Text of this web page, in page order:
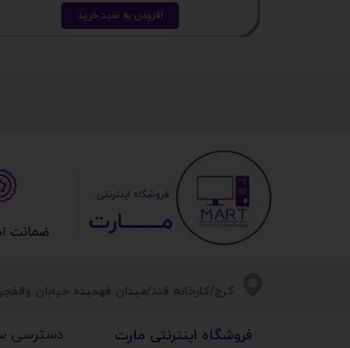
افزودن به سبد خرید
​​کرج/کارخانه قند/میدان فهمیده خیابان
دسترسی ​فروشگاه اینترنتی مارت
مــــــــارت​​​​​​
​ ​فروشگاه اینترنتی
ضمانت